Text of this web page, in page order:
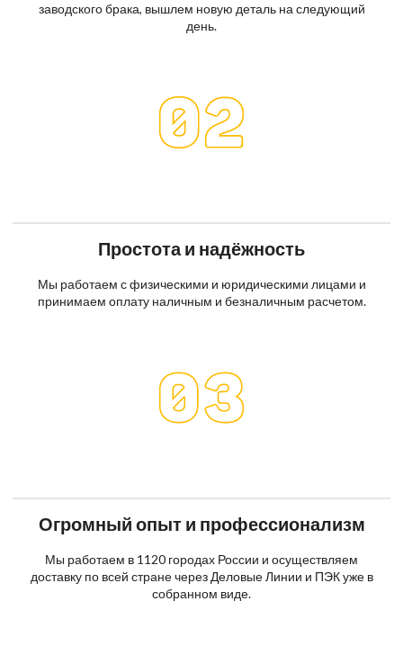
заводского брака, вышлем новую деталь на следующий
день.
Простота и надёжность
Мы работаем с физическими и юридическими лицами и
принимаем оплату наличным и безналичным расчетом.
Огромный опыт и профессионализм
Мы работаем в 1120 городах России и осуществляем
доставку по всей стране через Деловые Линии и ПЭК уже в
собранном виде.